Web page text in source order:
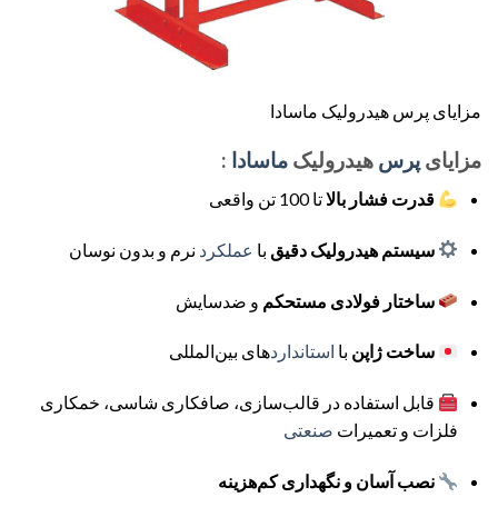
مزایای پرس هیدرولیک ماسادا
مزایای پرس هیدرولیک ماسادا :
قدرت فشار بالاتا 100 تن واقعی
سیستم هیدرولیک دقیق با عملکرد نرم و بدون نوسان
ساختار فولادی مستحکم و ضدسایش
ساخت ژاپن با استانداردهای بین‌المللی
قابل استفاده در قالب‌سازی، صافکاری شاسی، خمکاری
فلزات و تعمیرات صنعتی
نصب آسان و نگهداری کم‌هزینه